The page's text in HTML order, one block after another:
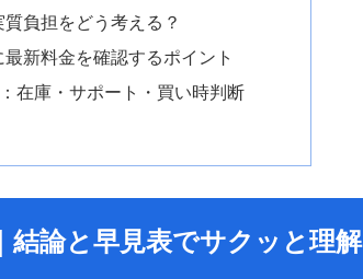
負担をどう考える？
新料金を確認するポイント
在庫・サポート・買い時判断
結論と早見表でサクッと理解